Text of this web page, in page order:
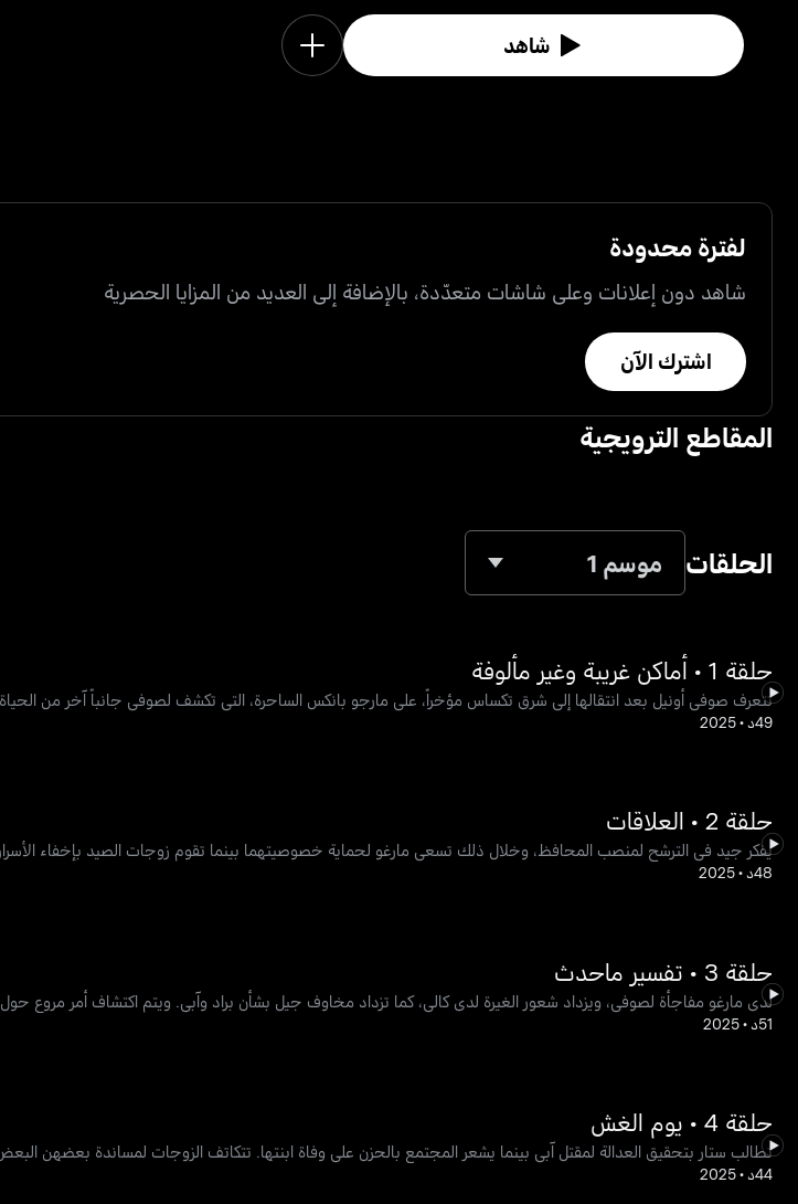
شاهد
لفترة محدودة
شاهد دون إعلانات وعلى شاشات متعدّدة، بالإضافة إلى العديد من المزايا الحصرية
اشترك الآن
المقاطع الترويجية
الحلقات موسم 1
حلقة 1 • أماكن غريبة وغير مألوفة
تتعرف صوفي أونيل بعد انتقالها إلى شرق تكساس مؤخراً، على مارجو بانكس الساحرة، التي تكشف لصوفي جانباً آخر من
49د •
2025
حلقة 2 • العلاقات
يفكر جيد في الترشح لمنصب المحافظ، وخلال ذلك تسعى مارغو لحماية خصوصيتهما بينما تقوم زوجات الصيد بإخفاء
48د •
2025
حلقة 3 • تفسير ماحدث
لدى مارغو مفاجأة لصوفي، ويزداد شعور الغيرة لدى كالي، كما تزداد مخاوف جيل بشأن براد وآبي. ويتم اكتشاف أمر مروع حول
51د •
2025
حلقة 4 • يوم الغش
تطالب ستار بتحقيق العدالة لمقتل آبي بينما يشعر المجتمع بالحزن على وفاة ابنتها. تتكاتف الزوجات لمساندة بعضهن
44د •
2025